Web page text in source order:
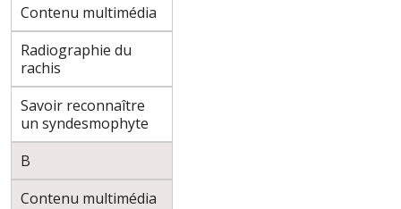
Contenu multimédia
Radiographie du
rachis
Savoir reconnaître
un syndesmophyte
B
Contenu multimédia